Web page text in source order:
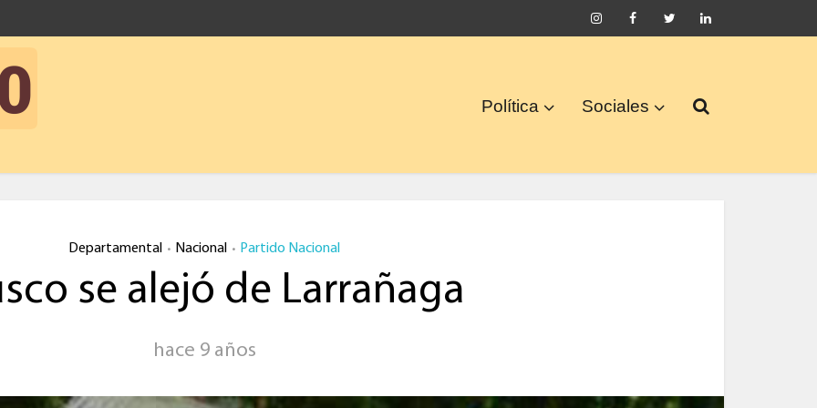
Política Sociales
Departamental • Nacional • Partido Nacional
se alejó de Larrañaga
hace 9 años